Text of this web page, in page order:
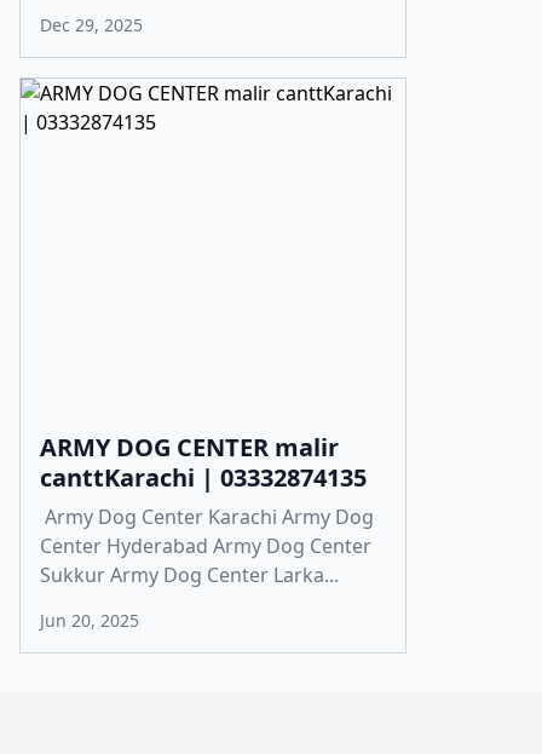
Dec 29, 2025
ARMY DOG CENTER malir
canttKarachi | 03332874135
Army Dog Center Karachi Army Dog
Center Hyderabad Army Dog Center
Sukkur Army Dog Center Larka...
Jun 20, 2025